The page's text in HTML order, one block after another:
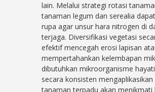
lain. Melalui strategi rotasi
tanaman legum dan serealia
rupa agar unsur hara nitrogen di
terjaga. Diversifikasi vegetasi
efektif mencegah erosi lapisan
mempertahankan kelembapan
dibutuhkan mikroorganisme
secara konsisten
tanaman terpadu akan menikmati